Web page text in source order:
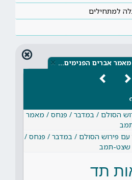
למתחילים
מאמר אברים הפנימים… ×
הסולם / במדבר / פנחס / מאמר
עם פירוש הסולם / במדבר / פנחס /
שצט-תמב
תד